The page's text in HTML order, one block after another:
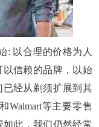
: 以合理的价格为人
信赖的品牌，以始
经从剃须扩展到其
Walmart等主要零售
此，我们仍然经常